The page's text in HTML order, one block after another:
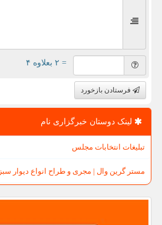
= ۲ بعلاوه ۴
فرستادن بازخورد
لینک دوستان خبرگزاری نام
تبلیغات انتخابات مجلس
مستر گرین وال | مجری و طراح انواع دیوار سبز